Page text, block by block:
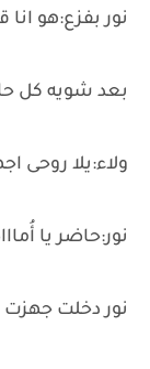
نور بفزع:هو انا
بعد شويه كل
ولاء:يلا روحى
نور:حاضر يا
نور دخلت